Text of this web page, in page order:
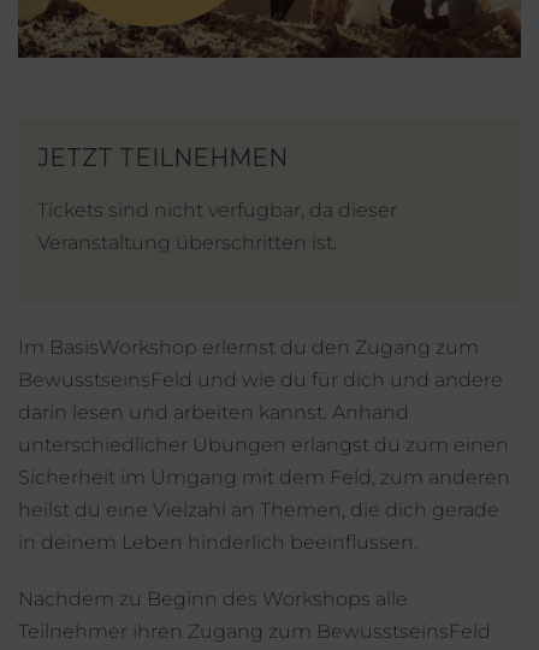
Mein Account
Instagram
Tickets sind nicht verfügbar, da dieser
Veranstaltung überschritten ist.
Im BasisWorkshop erlernst du den Zugang zum
BewusstseinsFeld und wie du für dich und andere
darin lesen und arbeiten kannst. Anhand
unterschiedlicher Übungen erlangst du zum einen
Sicherheit im Umgang mit dem Feld, zum anderen
heilst du eine Vielzahl an Themen, die dich gerade
in deinem Leben hinderlich beeinflussen.
Nachdem zu Beginn des Workshops alle
Teilnehmer ihren Zugang zum BewusstseinsFeld